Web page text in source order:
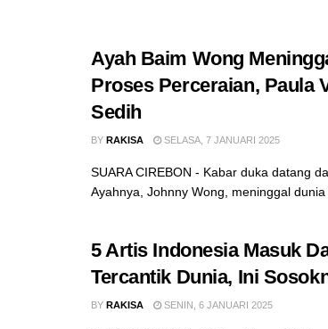
Ayah Baim Wong
Proses Perceraian, Paula
Sedih
BY RAKISA SELASA, 7 JANUARI 2025
SUARA CIREBON - Kabar duka datang
Ayahnya, Johnny Wong, meninggal dunia
5 Artis Indonesia Masuk
Tercantik Dunia, Ini
BY RAKISA SENIN, 6 JANUARI 2025